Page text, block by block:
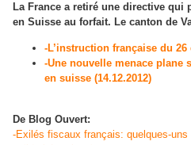
La France a retiré une directive qui
en Suisse au forfait. Le canton de
-L’instruction française du
-Une nouvelle menace plane
en suisse (14.12.2012)
De Blog Ouvert:
-Exilés fiscaux français: quelques-